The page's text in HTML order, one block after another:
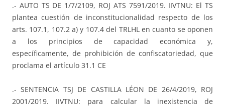
.- AUTO TS DE 1/7/2109, ROJ ATS 7591/2019. IIVTNU: El TS
plantea cuestión de inconstitucionalidad respecto de los
arts. 107.1, 107.2 a) y 107.4 del TRLHL en cuanto se oponen
a los principios de capacidad económica y,
específicamente, de prohibición de confiscatoriedad, que
proclama el artículo 31.1 CE
.- SENTENCIA TSJ DE CASTILLA LÉON DE 26/4/2019, ROJ
2001/2019. IIVTNU: para calcular la inexistencia de